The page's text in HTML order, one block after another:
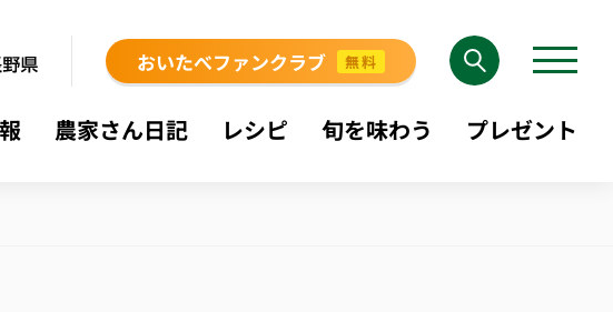
おいたべファンクラブ 無料
農家さん日記 レシピ 旬を味わう プレゼント